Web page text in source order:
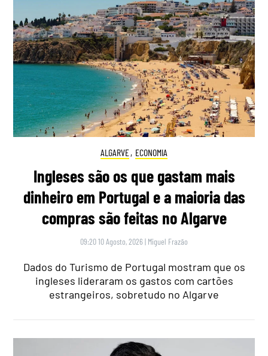
ALGARVE, ECONOMIA
Ingleses são os que gastam mais
dinheiro em Portugal e a maioria das
compras são feitas no Algarve
09:20 10 Agosto, 2026 | Miguel Frazão
Dados do Turismo de Portugal mostram que os
ingleses lideraram os gastos com cartões
estrangeiros, sobretudo no Algarve